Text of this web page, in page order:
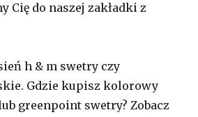
Cię do naszej zakładki z
h & m swetry czy
Gdzie kupisz kolorowy
greenpoint swetry? Zobacz